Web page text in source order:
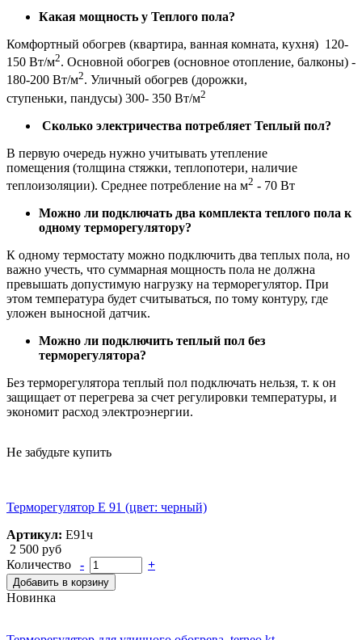
Какая мощность у Теплого пола?
Комфортный обогрев (квартира, ванная комната, кухня) 120-
150 Вт/м2. Основной обогрев (основное отопление, балконы) -
180-200 Вт/м2. Уличный обогрев (дорожки,
ступеньки, пандусы) 300- 350 Вт/м2
Сколько электричества потребляет Теплый пол?
В первую очередь нужно учитывать утепление
помещения (толщина стяжки, теплопотери, наличие
теплоизоляции). Среднее потребление на м2 - 70 Вт
Можно ли подключать два комплекта теплого пола к
одному терморегулятору?
К одному термостату можно подключить два теплых пола, но
важно учесть, что суммарная мощность пола не должна
превышать допустимую нагрузку на терморегулятор. При
этом температура будет считываться, по тому контуру, где
уложен выносной датчик.
Можно ли подключить теплый пол без
терморегулятора?
Без терморегулятора теплый пол подключать нельзя, т. к он
защищает от перегрева за счет регулировки температуры, и
экономит расход электроэнергии.
Не забудьте купить
Терморегулятор Е 91 (цвет: черный)
Артикул: Е91ч
2 500 руб
Количество
- +
Добавить в корзину
Новинка